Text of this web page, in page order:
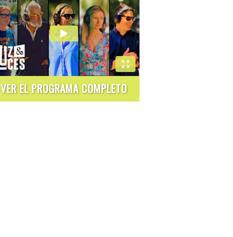
VER EL PROGRAMA COMPLETO